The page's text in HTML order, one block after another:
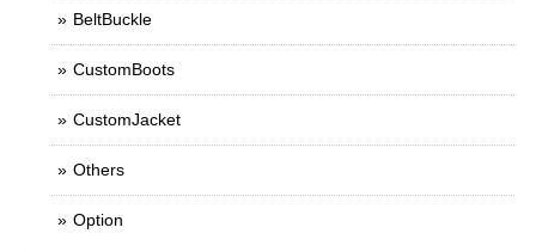
BeltBuckle
CustomBoots
CustomJacket
Others
Option